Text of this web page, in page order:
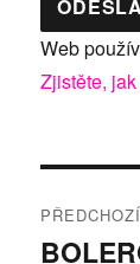
Web
Zjistěte,
pro
PŘEDCHOZÍ
Předchozí